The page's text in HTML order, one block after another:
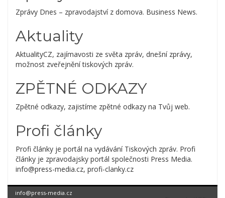
Zprávy Dnes – zpravodajství z domova. Business News.
Aktuality
AktualityCZ, zajímavosti ze světa zpráv, dnešní zprávy,
možnost zveřejnění tiskových zpráv.
ZPĚTNÉ ODKAZY
Zpětné odkazy, zajistíme zpětné odkazy na Tvůj web.
Profi články
Profi články je portál na vydávání Tiskových zpráv. Profi
články je zpravodajsky portál společnosti Press Media.
info@press-media.cz, profi-clanky.cz
info@press-media.cz